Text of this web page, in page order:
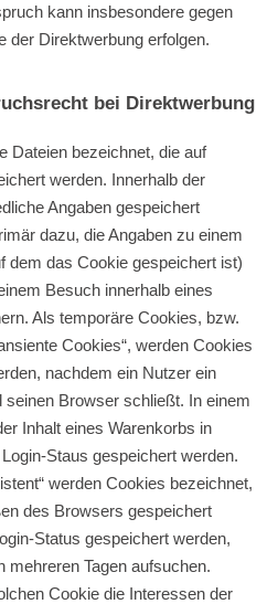
kann insbesondere gegen
der Direktwerbung erfolgen.
bei Direktwerbung
Dateien bezeichnet, die auf
werden. Innerhalb der
Angaben gespeichert
dazu, die Angaben zu einem
dem das Cookie gespeichert ist)
Besuch innerhalb eines
Als temporäre Cookies, bzw.
Cookies“, werden Cookies
nachdem ein Nutzer ein
Browser schließt. In einem
Inhalt eines Warenkorbs in
Staus gespeichert werden.
werden Cookies bezeichnet,
des Browsers gespeichert
Status gespeichert werden,
mehreren Tagen aufsuchen.
Cookie die Interessen der